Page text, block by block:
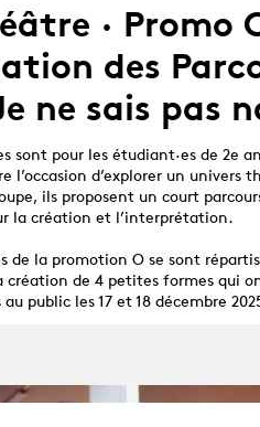
· Promo
des
ne sais pas
sont pour les étudiant·es de 2e
l’occasion d’explorer un univers
ils proposent un court
la création et l’interprétation.
de la promotion O se sont
création de 4 petites formes qui
public les 17 et 18 décembre